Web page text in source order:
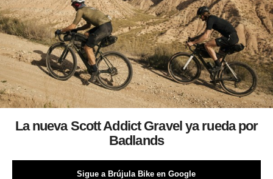
La nueva Scott Addict Gravel ya rueda por
Badlands
Sigue a Brújula Bike en Google